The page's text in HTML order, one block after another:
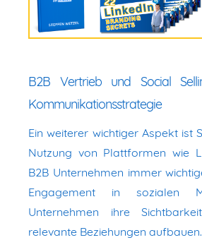
B2B Vertrieb und Social
Kommunikationsstrategie
Ein weiterer wichtiger Aspekt ist
Nutzung von Plattformen wie
B2B Unternehmen immer
Engagement in sozialen
Unternehmen ihre
relevante Beziehungen aufbauen.